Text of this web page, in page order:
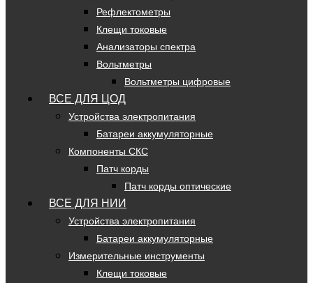
Рефлектометры
Клещи токовые
Анализаторы спектра
Вольтметры
Вольтметры цифровые
ВСЕ ДЛЯ ЦОД
Устройства электропитания
Батареи аккумуляторные
Компоненты СКС
Патч корды
Патч корды оптические
ВСЕ ДЛЯ НИИ
Устройства электропитания
Батареи аккумуляторные
Измерительные инструменты
Клещи токовые